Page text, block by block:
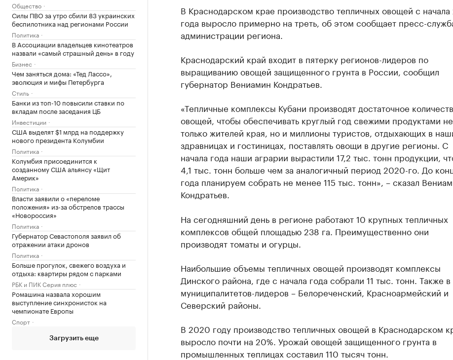
Общество
Силы ПВО за утро сбили 83 украинских
беспилотника над регионами России
Политика
В Ассоциации владельцев кинотеатров
назвали «самый страшный день» в году
Бизнес
Чем заняться дома: «Тед Лассо»,
эволюция и мифы Петербурга
Стиль
Банки из топ-10 повысили ставки по
вкладам после заседания ЦБ
Инвестиции
США выделят $1 млрд на поддержку
нового президента Колумбии
Политика
Колумбия присоединится к
созданному США альянсу «Щит
Америк»
Политика
Власти заявили о «переломе
положения» из-за обстрелов трассы
«Новороссия»
Политика
Губернатор Севастополя заявил об
отражении атаки дронов
Политика
Больше прогулок, свежего воздуха и
отдыха: квартиры рядом с парками
РБК и ПИК Серия плюс
Ромашина назвала хорошим
выступление синхронисток на
чемпионате Европы
Спорт
Загрузить еще
В Краснодарском крае производство тепличных овощей с начала
года выросло примерно на треть, об этом сообщает пресс-
администрации региона.
Краснодарский край входит в пятерку регионов-лидеров по
выращиванию овощей защищенного грунта в России, сообщил
губернатор Вениамин Кондратьев.
«Тепличные комплексы Кубани производят достаточное
овощей, чтобы обеспечивать круглый год свежими продуктами не
только жителей края, но и миллионы туристов, отдыхающих в
здравницах и гостиницах, поставлять овощи в другие регионы. С
начала года наши аграрии вырастили 17,2 тыс. тонн продукции,
4,1 тыс. тонн больше чем за аналогичный период 2020-го. До
года планируем собрать не менее 115 тыс. тонн», – сказал
Кондратьев.
На сегодняшний день в регионе работают 10 крупных тепличных
комплексов общей площадью 238 га. Преимущественно они
производят томаты и огурцы.
Наибольшие объемы тепличных овощей производят комплексы
Динского района, где с начала года собрали 11 тыс. тонн. Также в
муниципалитетов-лидеров – Белореченский, Красноармейский и
Северский районы.
В 2020 году производство тепличных овощей в Краснодарском
выросло почти на 20%. Урожай овощей защищенного грунта в
промышленных теплицах составил 110 тысяч тонн.